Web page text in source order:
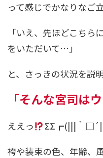
って感じでかなりなご
「いえ、先ほどこちら
をいただいて…」
と、さっきの状況を説
「そんな宮司は
ええっ
ΣΣ┏(|||｀
袴や装束の色、年齢、